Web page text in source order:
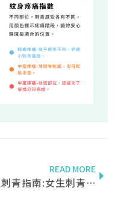
READ MORE
女生刺青指南:女生刺青有哪些要注意的?有沒有推薦的女刺青師?